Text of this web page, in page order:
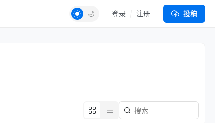
登录 注册 投稿